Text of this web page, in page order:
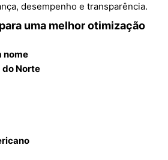
desempenho e transparência.
uma melhor otimização
nome
Norte